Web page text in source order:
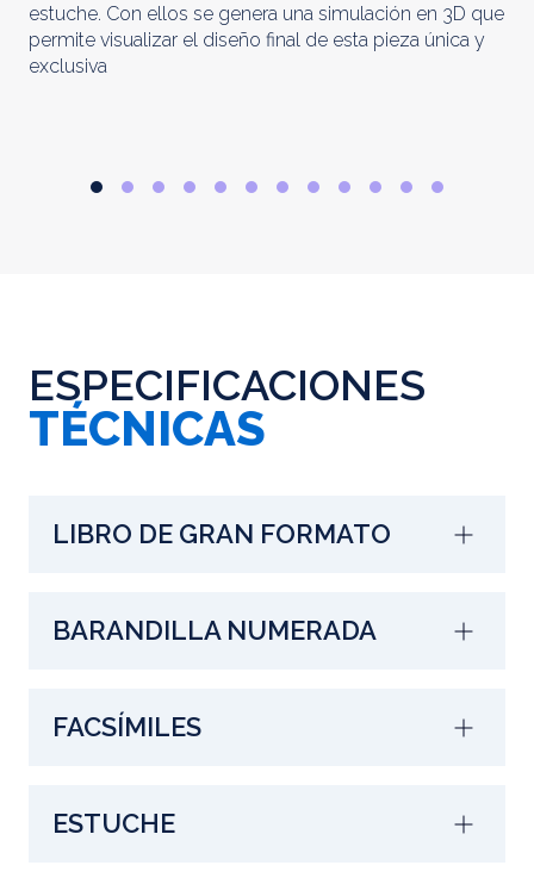
estuche. Con ellos se genera una simulación en 3D que
permite visualizar el diseño final de esta pieza única y
exclusiva
ESPECIFICACIONES
TÉCNICAS
LIBRO DE GRAN FORMATO
BARANDILLA NUMERADA
FACSÍMILES
ESTUCHE